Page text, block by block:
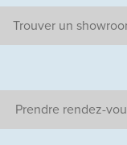
Trouver un
Prendre rendez-